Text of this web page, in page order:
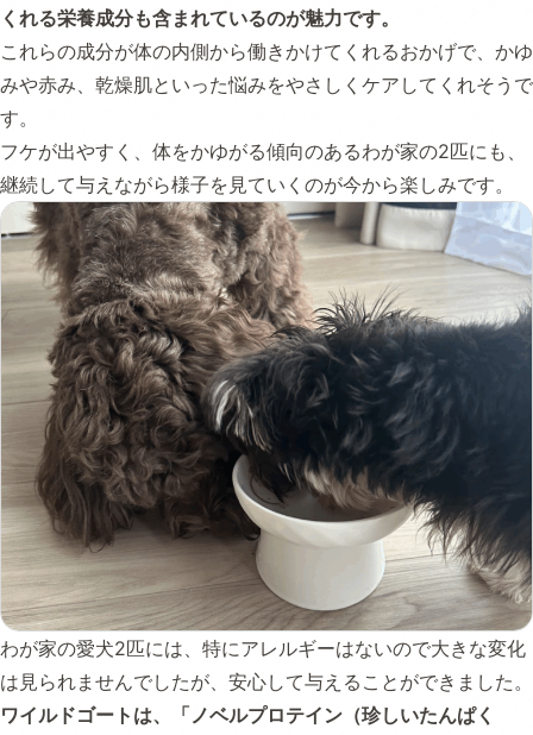
くれる栄養成分も含まれているのが魅力です。
これらの成分が体の内側から働きかけてくれるおかげで、かゆ
みや赤み、乾燥肌といった悩みをやさしくケアしてくれそうで
す。
フケが出やすく、体をかゆがる傾向のあるわが家の2匹にも、
継続して与えながら様子を見ていくのが今から楽しみです。
わが家の愛犬2匹には、特にアレルギーはないので大きな変化
は見られませんでしたが、安心して与えることができました。
ワイルドゴートは、「ノベルプロテイン（珍しいたんぱく